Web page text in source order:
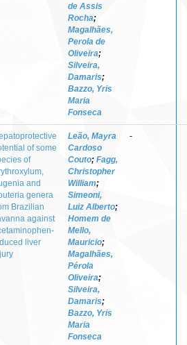
de Assis
Rocha;
Magalhães,
Perola de
Oliveira;
Silveira,
Damaris;
Bazzo, Yris
Maria
Fonseca
of some
of
and
genera
Brazilian
against
liver
Leão, Mayra
Cardoso
Couto; Fagg,
Christopher
William;
Simeoni,
Luiz Alberto;
Homem de
Mello,
Mauricio;
Magalhães,
Pérola
Oliveira;
Silveira,
Damaris;
Bazzo, Yris
Maria
Fonseca
-